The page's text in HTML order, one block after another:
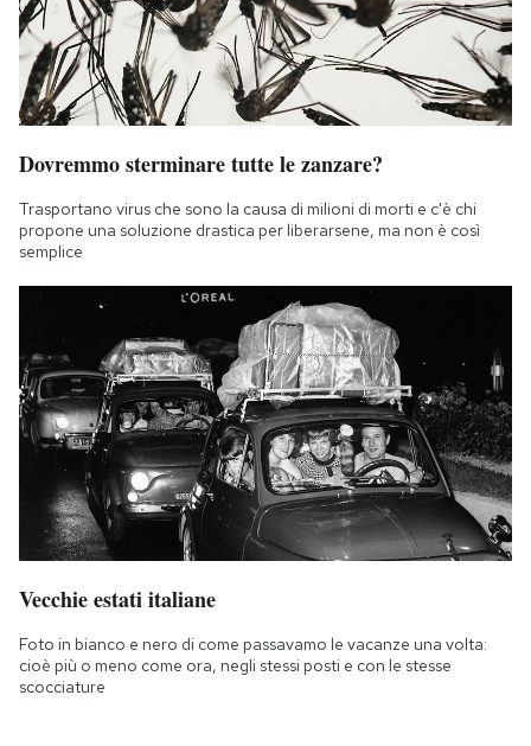
Dovremmo sterminare tutte le zanzare?
Trasportano virus che sono la causa di milioni di morti e c'è chi
propone una soluzione drastica per liberarsene, ma non è così
semplice
Vecchie estati italiane
Foto in bianco e nero di come passavamo le vacanze una volta:
cioè più o meno come ora, negli stessi posti e con le stesse
scocciature